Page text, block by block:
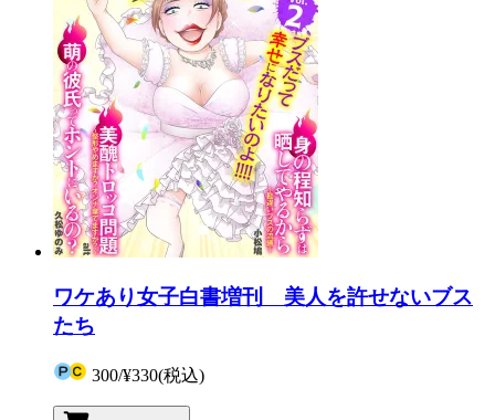
ワケあり女子白書増刊 美人を許せないブス
たち
300/¥330(税込)